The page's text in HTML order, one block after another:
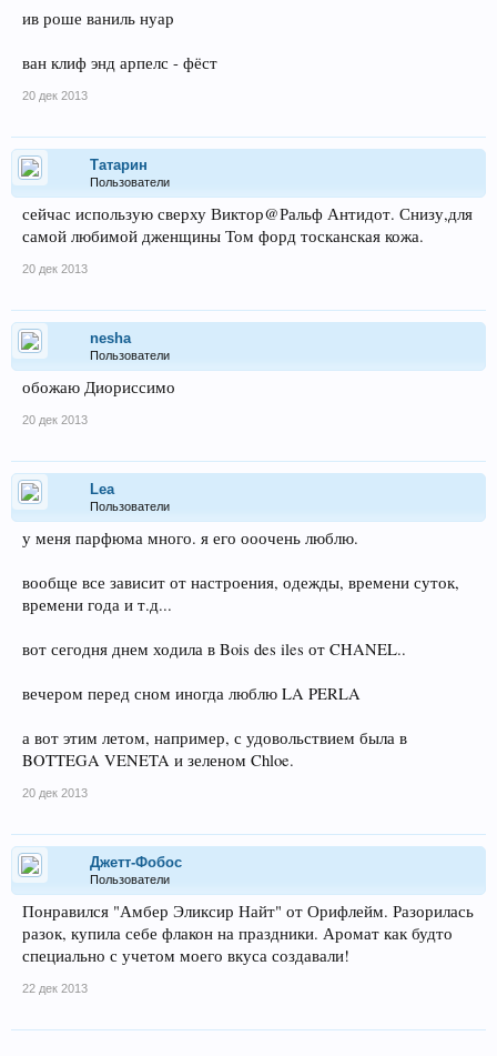
ив роше ваниль нуар
ван клиф энд арпелс - фёст
20 дек 2013
Татарин
Пользователи
сейчас использую сверху Виктор@Ральф Антидот. Снизу,для
самой любимой дженщины Том форд тосканская кожа.
20 дек 2013
nesha
Пользователи
обожаю Диориссимо
20 дек 2013
Lea
Пользователи
у меня парфюма много. я его ооочень люблю.
вообще все зависит от настроения, одежды, времени суток,
времени года и т.д...
вот сегодня днем ходила в Bois des iles от CHANEL..
вечером перед сном иногда люблю LA PERLA
а вот этим летом, например, с удовольствием была в
BOTTEGA VENETA и зеленом Chloe.
20 дек 2013
Джетт-Фобос
Пользователи
Понравился "Амбер Эликсир Найт" от Орифлейм. Разорилась
разок, купила себе флакон на праздники. Аромат как будто
специально с учетом моего вкуса создавали!
22 дек 2013